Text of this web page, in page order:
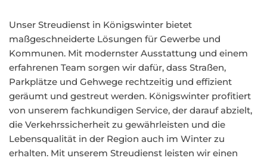
Unser Streudienst in Königswinter bietet
maßgeschneiderte Lösungen für Gewerbe und
Kommunen. Mit modernster Ausstattung und einem
erfahrenen Team sorgen wir dafür, dass Straßen,
Parkplätze und Gehwege rechtzeitig und effizient
geräumt und gestreut werden. Königswinter profitiert
von unserem fachkundigen Service, der darauf abzielt,
die Verkehrssicherheit zu gewährleisten und die
Lebensqualität in der Region auch im Winter zu
erhalten. Mit unserem Streudienst leisten wir einen